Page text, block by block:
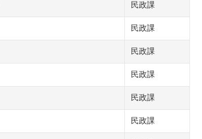
民政課
民政課
民政課
民政課
民政課
民政課